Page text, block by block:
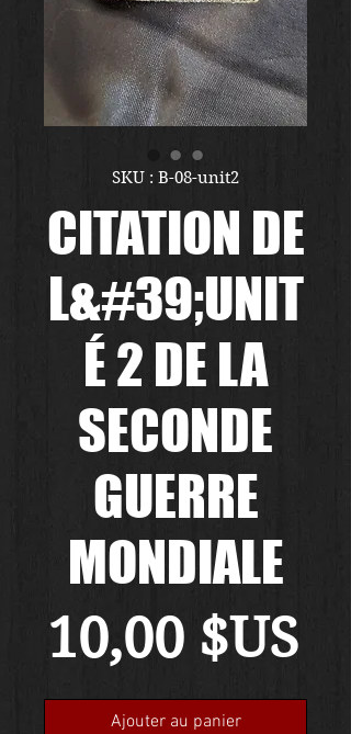
SKU : B-08-unit2
CITATION DE
L&#39;UNIT
É 2 DE LA
SECONDE
GUERRE
MONDIALE
10,00 $US
Ajouter au panier